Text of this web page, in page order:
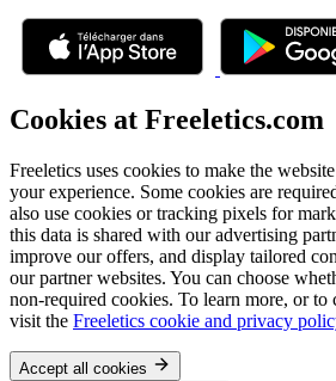
Cookies at Freeletics.com
Freeletics uses cookies to make the
your experience. Some cookies are
also use cookies or tracking pixels for
this data is shared with our advertising
improve our offers, and display tailored
our partner websites. You can choose
non-required cookies. To learn more, or to
visit the Freeletics cookie and privacy
Accept all cookies